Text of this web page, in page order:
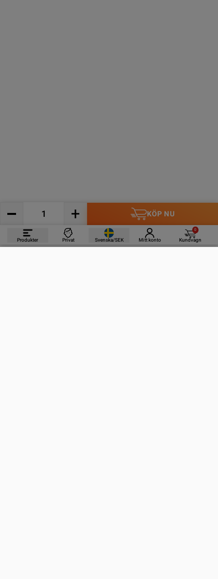
KÖP NU
Produkter Privat Svenska/SEK Mitt konto
0
Kundvagn